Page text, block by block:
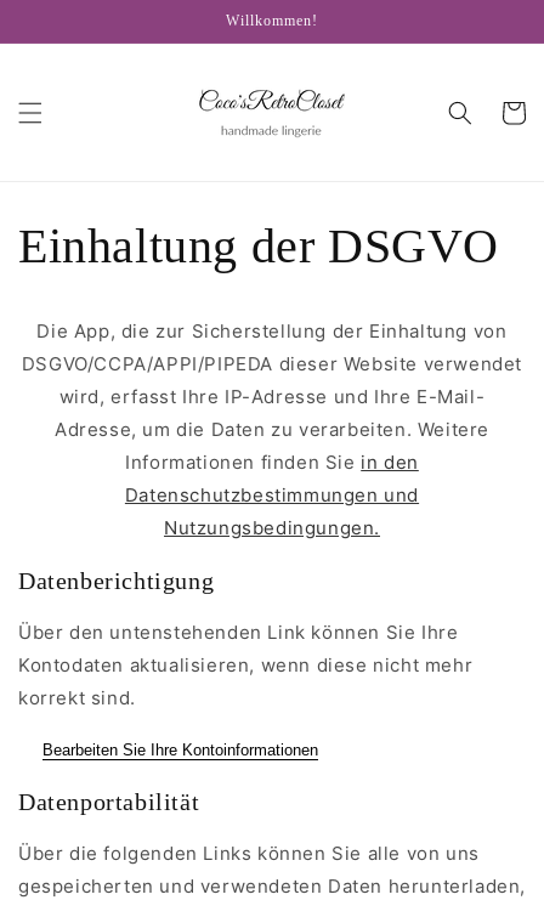
Inhalt
Willkommen!
Einhaltung der DSGVO
Die App, die zur Sicherstellung der Einhaltung von
DSGVO/CCPA/APPI/PIPEDA dieser Website verwendet
wird, erfasst Ihre IP-Adresse und Ihre E-Mail-
Adresse, um die Daten zu verarbeiten. Weitere
Informationen finden Sie in den
Datenschutzbestimmungen und
Nutzungsbedingungen.
Datenberichtigung
Über den untenstehenden Link können Sie Ihre
Kontodaten aktualisieren, wenn diese nicht mehr
korrekt sind.
Bearbeiten Sie Ihre Kontoinformationen
Datenportabilität
Über die folgenden Links können Sie alle von uns
gespeicherten und verwendeten Daten herunterladen,